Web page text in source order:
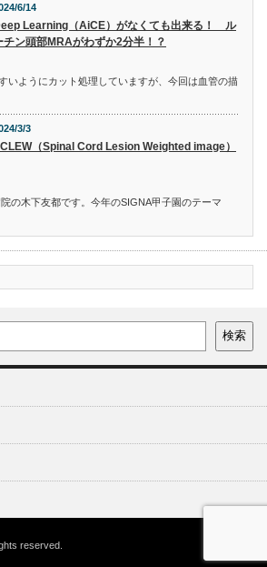
6/14
Learning（AiCE）がなくても出来る！ ル
チン頭部MRAがわずか2分半！？
いようにカット処理していますが、今回は血管の描
3/3
（Spinal Cord Lesion Weighted image）
の木下友都です。今年のSIGNA甲子園のテーマ
検索
reserved.